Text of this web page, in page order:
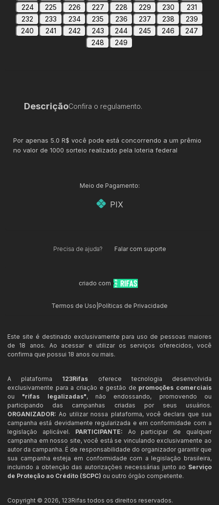
224
225 226 227 228 229 230
231
232
233 234 235 236 237 238
239
240
241 242 243 244 245 246
247
248
249
DescriçãoConfira o regulamento.
Por apenas 5.0 R$ você pode está concorrendo a um prêmio
no valor de 1000 sorteio realizado pela loteria federal
Meio de Pagamento:
PIX
Precisa de ajuda? Falar com suporte
criado com
Termos de Uso Políticas de Privacidade
Este site é destinado exclusivamente para uso de pessoas maiores
de 18 anos. Ao acessar e utilizar os serviços oferecidos, você
confirma que possui 18 anos ou mais.
A plataforma 123Rifas oferece tecnologia desenvolvida
exclusivamente para a criação e gestão de promoções comerciais
ou "rifas legalizadas", não endossando, promovendo ou
participando das campanhas criadas por seus usuários.
ORGANIZADOR: Ao utilizar nossa plataforma, você declara que sua
campanha está devidamente regularizada e em conformidade com a
legislação aplicável. PARTICIPANTE: Ao participar de qualquer
campanha em nosso site, você está se vinculando exclusivamente ao
autor da campanha. É de responsabilidade do organizador garantir que
sua campanha esteja em conformidade com a legislação brasileira,
incluindo a obtenção das autorizações necessárias junto ao Serviço
de Proteção ao Crédito (SCPC) ou outro órgão competente.
Copyright © 2026, 123Rifas todos os direitos reservados.